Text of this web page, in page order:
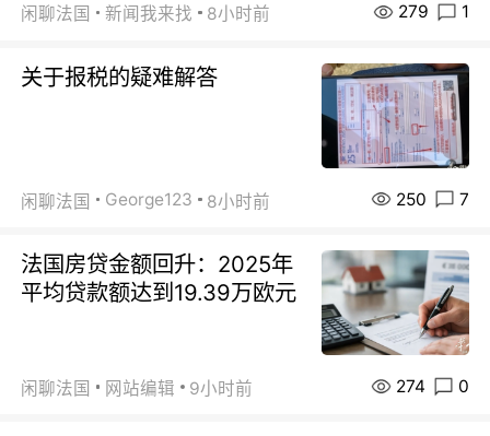
闲聊法国 新闻我来找 8小时前 279 1
关于报税的疑难解答
闲聊法国 George123 8小时前 250 7
法国房贷金额回升：2025年
平均贷款额达到19.39万欧元
闲聊法国 网站编辑 9小时前 274 0